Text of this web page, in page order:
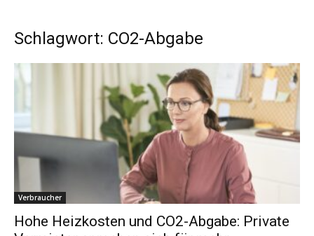
Schlagwort: CO2-Abgabe
Verbraucher
Hohe Heizkosten und CO2-Abgabe: Private